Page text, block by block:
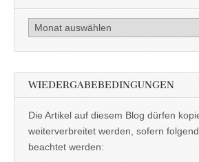
Archiv
WIEDERGABEBEDINGUNGEN
Die Artikel auf diesem Blog dürfen
weiterverbreitet werden, sofern
beachtet werden: